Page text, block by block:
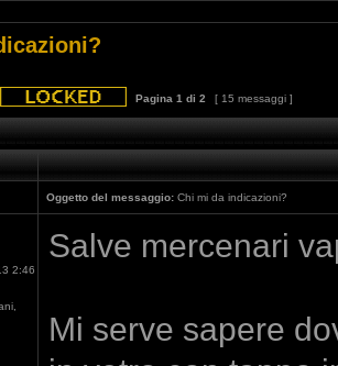
Pagina 1 di 2 [ 15 messaggi ]
Oggetto del messaggio: Chi mi da indicazioni?
2:46
Salve mercenari
Mi serve sapere